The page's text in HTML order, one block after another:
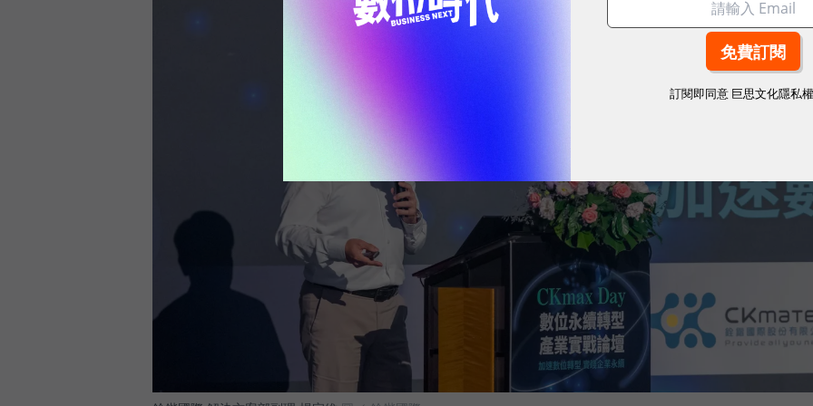
訂閱即同意 巨思文化隱私